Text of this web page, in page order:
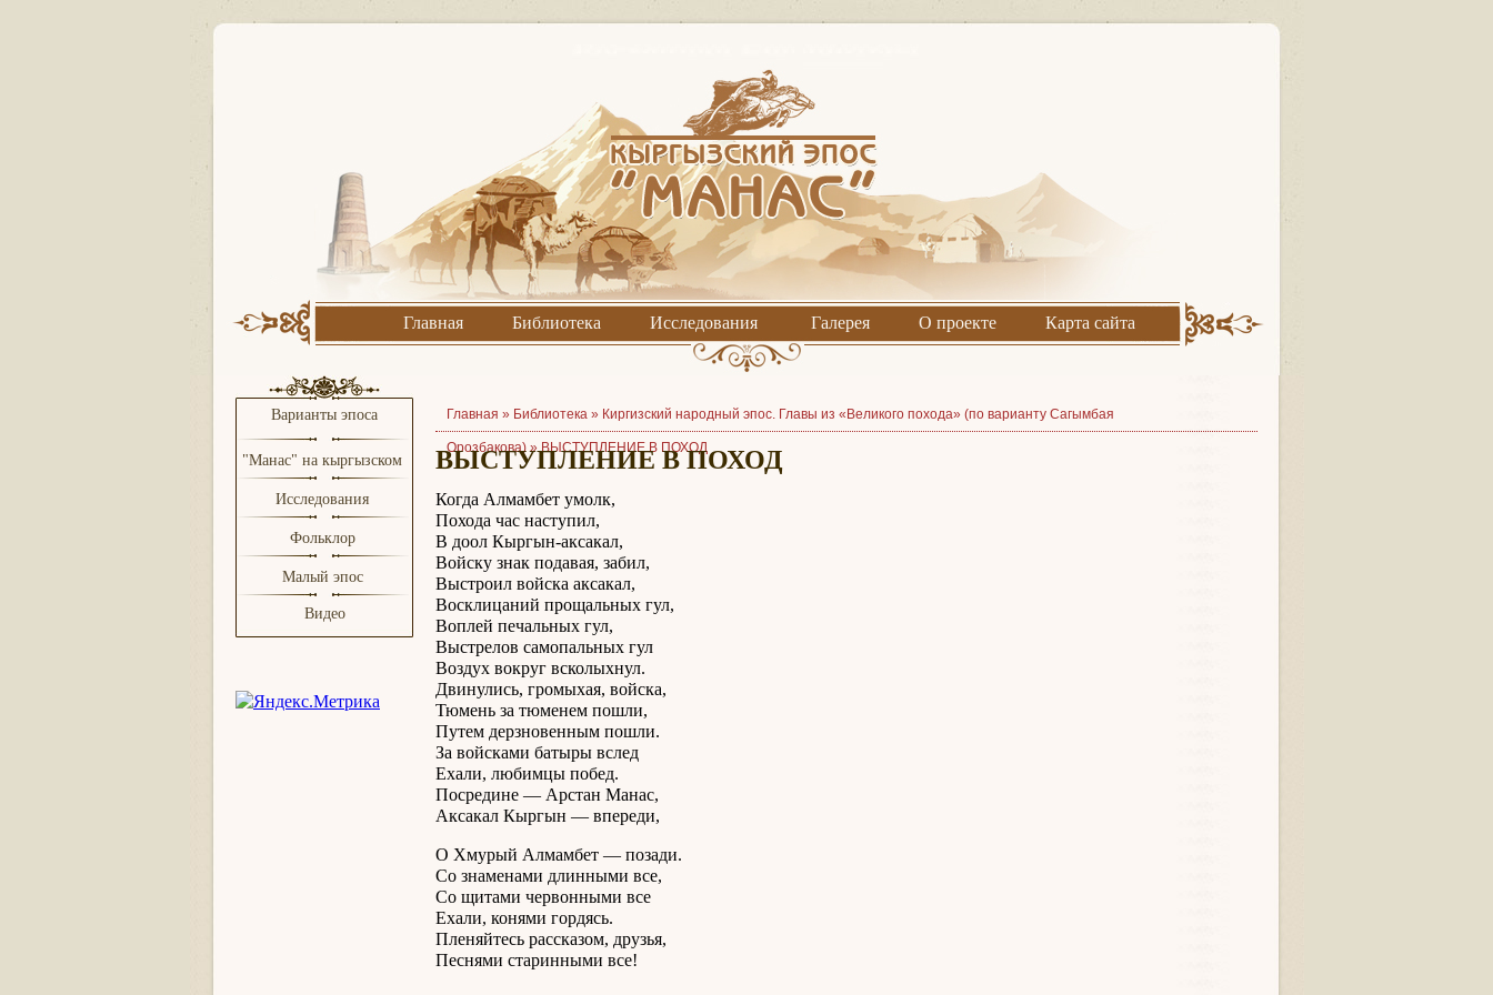
Главная Библиотека Исследования Галерея О проекте Карта сайта
Варианты эпоса
"Манас" на кыргызском
Исследования
Фольклор
Малый эпос
Видео
Главная » Библиотека » Киргизский народный эпос. Главы из «Великого похода» (по варианту Сагымбая
Орозбакова)»ВЫСТУПЛЕНИЕ В ПОХОД
ВЫСТУПЛЕНИЕ В ПОХОД
Когда Алмамбет умолк,
Похода час наступил,
В доол Кыргын-аксакал,
Войску знак подавая, забил,
Выстроил войска аксакал,
Восклицаний прощальных гул,
Воплей печальных гул,
Выстрелов самопальных гул
Воздух вокруг всколыхнул.
Двинулись, громыхая, войска,
Тюмень за тюменем пошли,
Путем дерзновенным пошли.
За войсками батыры вслед
Ехали, любимцы побед.
Посредине — Арстан Манас,
Аксакал Кыргын — впереди,
О Хмурый Алмамбет — позади.
Со знаменами длинными все,
Со щитами червонными все
Ехали, конями гордясь.
Пленяйтесь рассказом, друзья,
Песнями старинными все!